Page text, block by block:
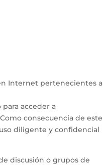
Internet pertenecientes a
acceder a
consecuencia de este
diligente y confidencial
discusión o grupos de